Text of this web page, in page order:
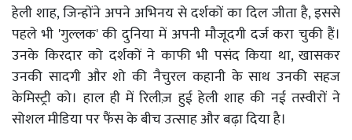
हेली शाह, जिन्होंने अपने अभिनय से दर्शकों का दिल जीता है, इससे
पहले भी 'गुल्लक' की दुनिया में अपनी मौजूदगी दर्ज करा चुकी हैं।
उनके किरदार को दर्शकों ने काफी भी पसंद किया था, खासकर
उनकी सादगी और शो की नैचुरल कहानी के साथ उनकी सहज
केमिस्ट्री को। हाल ही में रिलीज़ हुई हेली शाह की नई तस्वीरों ने
सोशल मीडिया पर फैंस के बीच उत्साह और बढ़ा दिया है।